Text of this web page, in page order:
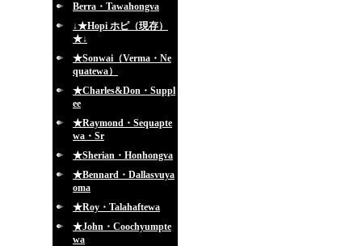
Berra・Tawahongva
↓★Hopi ホピ（現存）
★↓
★Sonwai（Verma・Ne
quatewa）
★Charles&Don・Suppl
ee
★Raymond・Sequapte
wa・Sr
★Sherian・Honhongva
★Bennard・Dallasvuya
oma
★Roy・Talahaftewa
★John・Coochyumpte
wa